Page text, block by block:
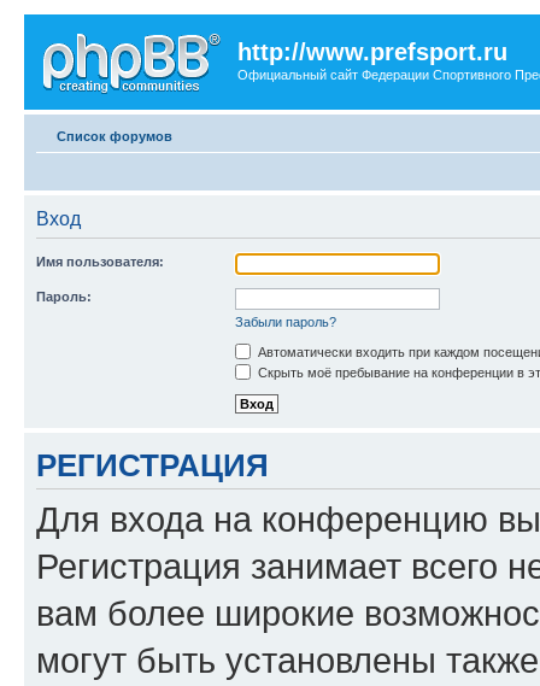
http://www.prefsport.ru
Официальный сайт Федерации Спортивного
Список форумов
Вход
Имя пользователя:
Пароль:
Забыли пароль?
Автоматически входить при каждом
Скрыть моё пребывание на конференции в
РЕГИСТРАЦИЯ
Для входа на конференцию
Регистрация занимает всего
вам более широкие
могут быть установлены